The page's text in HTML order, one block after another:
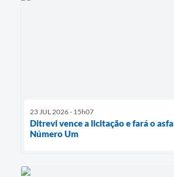
23 JUL 2026 - 15h07
Ditrevi vence a licitação e fará o
Número Um